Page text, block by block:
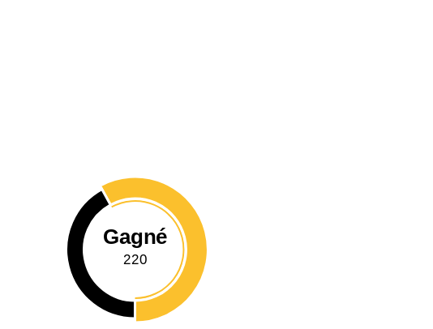
Gagné
220